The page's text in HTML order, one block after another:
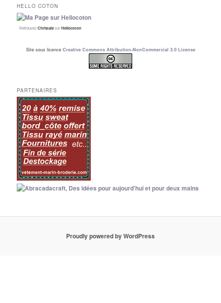
HELLO COTON
RetrouvezChristalxsurHellocoton
Site sous licence Creative Commons Attribution-NonCommercial 3.0 License
PARTENAIRES
Proudly powered by WordPress